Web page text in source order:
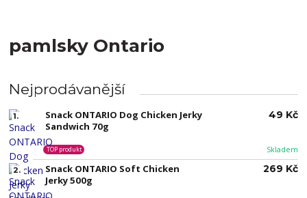
pamlsky Ontario
Nejprodávanější
1.
Snack ONTARIO Dog Chicken Jerky
Sandwich 70g
Skladem
TOP produkt
49 Kč
2.
Snack ONTARIO Soft Chicken
Jerky 500g
269 Kč